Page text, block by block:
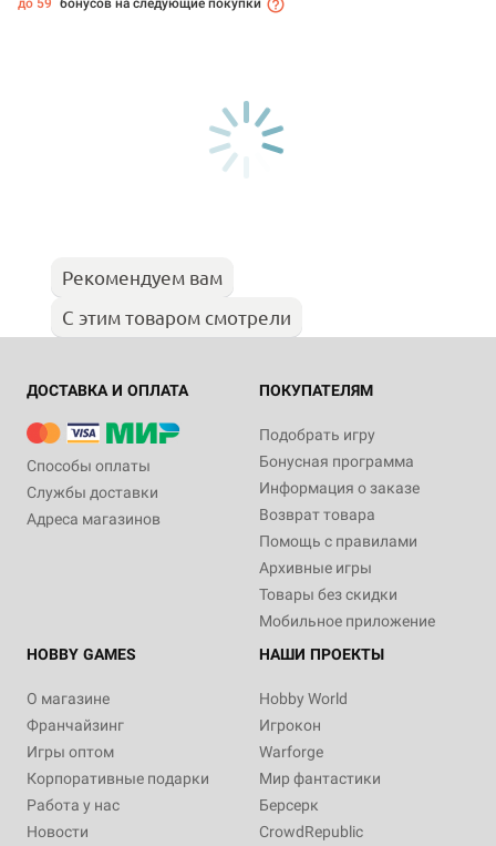
до 59 бонусов на следующие покупки
Рекомендуем вам
С этим товаром смотрели
ДОСТАВКА И ОПЛАТА
Способы оплаты
Службы доставки
Адреса магазинов
ПОКУПАТЕЛЯМ
Подобрать игру
Бонусная программа
Информация о заказе
Возврат товара
Помощь с правилами
Архивные игры
Товары без скидки
Мобильное приложение
HOBBY GAMES
О магазине
Франчайзинг
Игры оптом
Корпоративные подарки
Работа у нас
Новости
НАШИ ПРОЕКТЫ
Hobby World
Игрокон
Warforge
Мир фантастики
Берсерк
CrowdRepublic